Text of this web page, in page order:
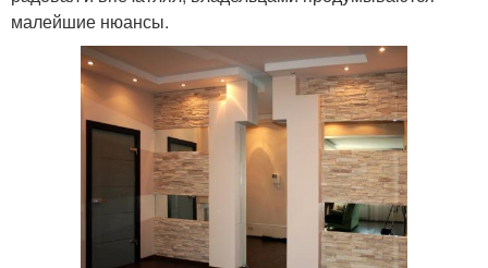
малейшие нюансы.